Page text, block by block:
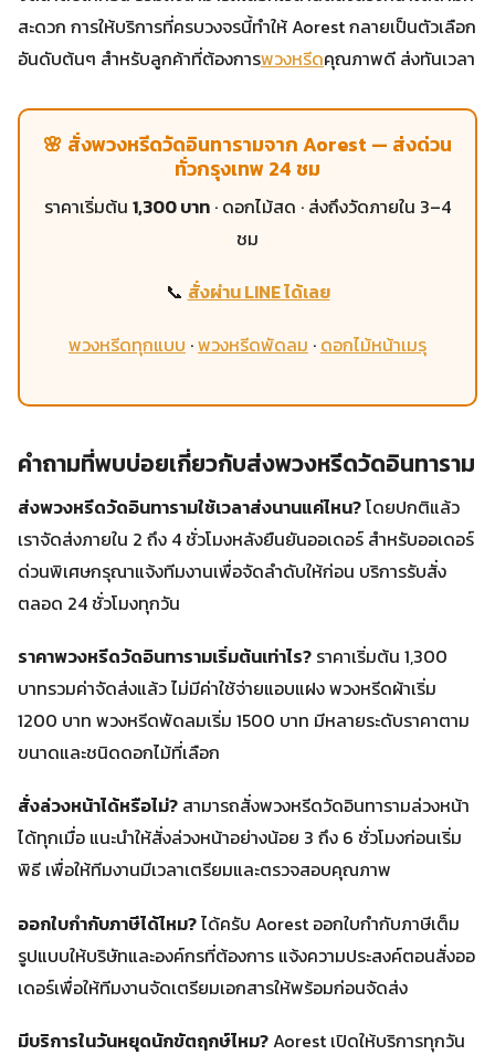
สะดวก การให้บริการที่ครบวงจรนี้ทำให้ Aorest กลายเป็นตัวเลือก
อันดับต้นๆ สำหรับลูกค้าที่ต้องการพวงหรีดคุณภาพดี ส่งทันเวลา
🌸 สั่งพวงหรีดวัดอินทารามจาก Aorest — ส่งด่วน
ทั่วกรุงเทพ 24 ชม
ราคาเริ่มต้น 1,300 บาท · ดอกไม้สด · ส่งถึงวัดภายใน 3–4
ชม
📞 สั่งผ่าน LINE ได้เลย
พวงหรีดทุกแบบ ·พวงหรีดพัดลม · ดอกไม้หน้าเมรุ
คำถามที่พบบ่อยเกี่ยวกับส่งพวงหรีดวัดอินทาราม
ส่งพวงหรีดวัดอินทารามใช้เวลาส่งนานแค่ไหน?โดยปกติแล้ว
เราจัดส่งภายใน 2 ถึง 4 ชั่วโมงหลังยืนยันออเดอร์ สำหรับออเดอร์
ด่วนพิเศษกรุณาแจ้งทีมงานเพื่อจัดลำดับให้ก่อน บริการรับสั่ง
ตลอด 24 ชั่วโมงทุกวัน
ราคาพวงหรีดวัดอินทารามเริ่มต้นเท่าไร? ราคาเริ่มต้น 1,300
บาทรวมค่าจัดส่งแล้ว ไม่มีค่าใช้จ่ายแอบแฝง พวงหรีดผ้าเริ่ม
1200 บาท พวงหรีดพัดลมเริ่ม 1500 บาท มีหลายระดับราคาตาม
ขนาดและชนิดดอกไม้ที่เลือก
สั่งล่วงหน้าได้หรือไม่? สามารถสั่งพวงหรีดวัดอินทารามล่วงหน้า
ได้ทุกเมื่อ แนะนำให้สั่งล่วงหน้าอย่างน้อย 3 ถึง 6 ชั่วโมงก่อนเริ่ม
พิธี เพื่อให้ทีมงานมีเวลาเตรียมและตรวจสอบคุณภาพ
ออกใบกำกับภาษีได้ไหม?ได้ครับ Aorest ออกใบกำกับภาษีเต็ม
รูปแบบให้บริษัทและองค์กรที่ต้องการ แจ้งความประสงค์ตอนสั่งออ
เดอร์เพื่อให้ทีมงานจัดเตรียมเอกสารให้พร้อมก่อนจัดส่ง
มีบริการในวันหยุดนักขัตฤกษ์ไหม?Aorest เปิดให้บริการทุกวัน